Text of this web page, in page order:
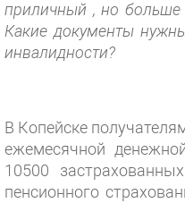
приличный , но больше
Какие документы
инвалидности?
В Копейске
ежемесячной
10500
пенсионного